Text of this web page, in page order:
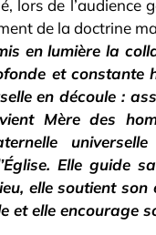
lors de l’audience
de la doctrine
en lumière la
et constante
en découle :
Mère des
Elle guide
elle soutient son
et elle encourage